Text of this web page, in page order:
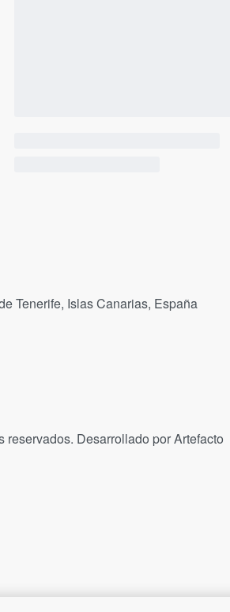
Tenerife, Islas Canarias, España
Desarrollado por Artefacto